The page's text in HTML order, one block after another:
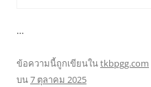
…
ข้อความนี้ถูกเขียนในtkbpgg.com
บน7 ตุลาคม 2025